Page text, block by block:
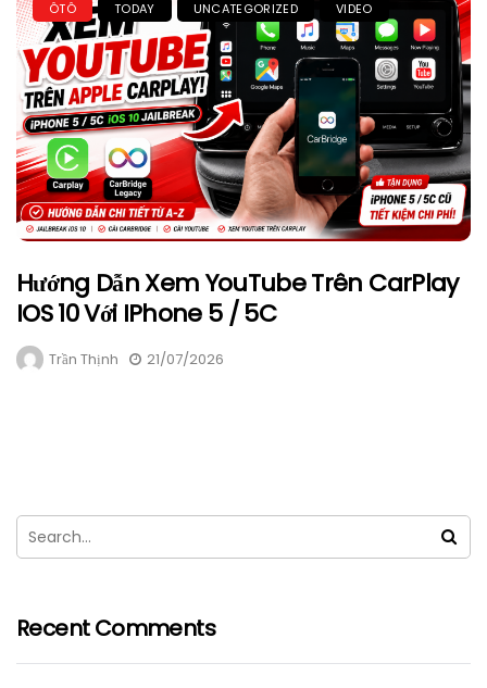
ÔTÔ TODAY UNCATEGORIZED VIDEO
Hướng Dẫn Xem YouTube Trên CarPlay
IOS 10 Với IPhone 5 / 5C
Trần Thịnh 21/07/2026
Recent Comments